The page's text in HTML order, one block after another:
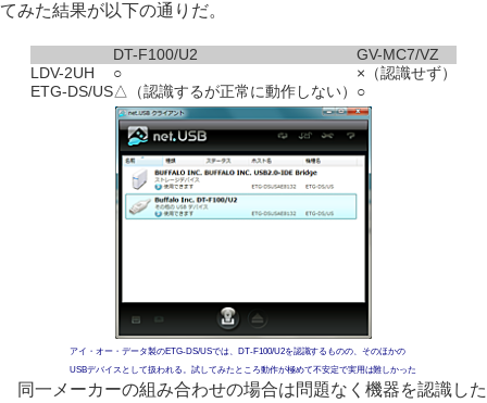
てみた結果が以下の通りだ。
DT-F100/U2
GV-MC7/VZ
LDV-2UH
○
×（認識せず）
ETG-DS/US△（認識するが正常に動作しない） ○
アイ・オー・データ製のETG-DS/USでは、DT-F100/U2を認識するものの、そのほかの
USBデバイスとして扱われる。試してみたところ動作が極めて不安定で実用は難しかった
同一メーカーの組み合わせの場合は問題なく機器を認識した